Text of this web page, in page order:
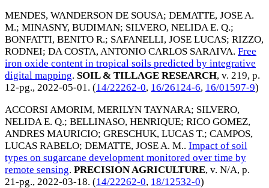
MENDES, WANDERSON DE SOUSA; DEMATTE, JOSE A.
M.; MINASNY, BUDIMAN; SILVERO, NELIDA E. Q.;
BONFATTI, BENITO R.; SAFANELLI, JOSE LUCAS; RIZZO,
RODNEI; DA COSTA, ANTONIO CARLOS SARAIVA. Free
iron oxide content in tropical soils predicted by integrative
digital mapping. SOIL & TILLAGE RESEARCH, v. 219, p.
12-pg., 2022-05-01. (14/22262-0, 16/26124-6, 16/01597-9)
ACCORSI AMORIM, MERILYN TAYNARA; SILVERO,
NELIDA E. Q.; BELLINASO, HENRIQUE; RICO GOMEZ,
ANDRES MAURICIO; GRESCHUK, LUCAS T.; CAMPOS,
LUCAS RABELO; DEMATTE, JOSE A. M.. Impact of soil
types on sugarcane development monitored over time by
remote sensing. PRECISION AGRICULTURE, v. N/A, p.
21-pg., 2022-03-18. (14/22262-0, 18/12532-0)